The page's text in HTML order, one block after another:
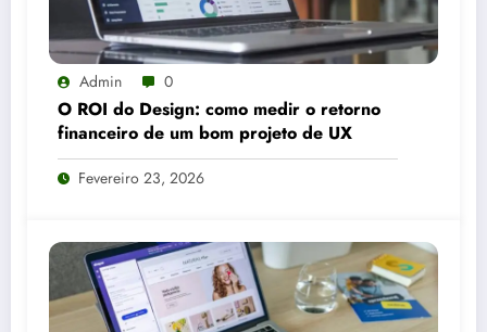
Admin 0
O ROI do Design: como medir o retorno
financeiro de um bom projeto de UX
Fevereiro 23, 2026